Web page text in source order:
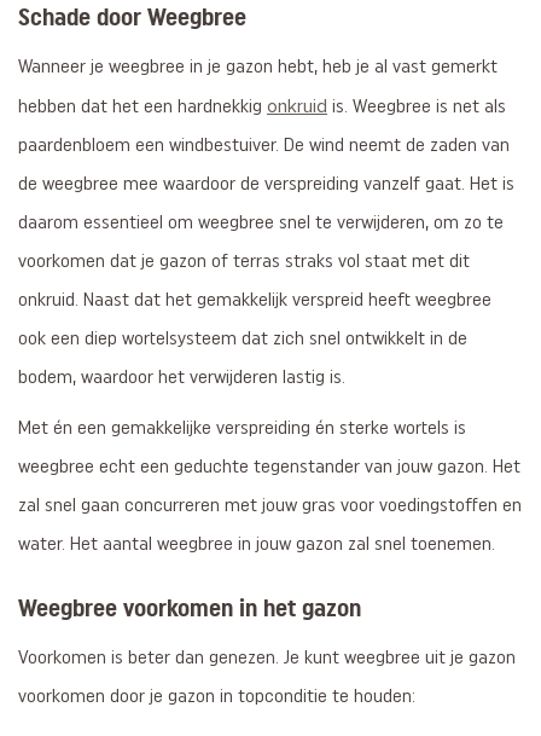
Schade door Weegbree
Wanneer je weegbree in je gazon hebt, heb je al vast gemerkt
hebben dat het een hardnekkig onkruid is. Weegbree is net als
paardenbloem een windbestuiver. De wind neemt de zaden van
de weegbree mee waardoor de verspreiding vanzelf gaat. Het is
daarom essentieel om weegbree snel te verwijderen, om zo te
voorkomen dat je gazon of terras straks vol staat met dit
onkruid. Naast dat het gemakkelijk verspreid heeft weegbree
ook een diep wortelsysteem dat zich snel ontwikkelt in de
bodem, waardoor het verwijderen lastig is.
Met én een gemakkelijke verspreiding én sterke wortels is
weegbree echt een geduchte tegenstander van jouw gazon. Het
zal snel gaan concurreren met jouw gras voor voedingstoffen en
water. Het aantal weegbree in jouw gazon zal snel toenemen.
Weegbree voorkomen in het gazon
Voorkomen is beter dan genezen. Je kunt weegbree uit je gazon
voorkomen door je gazon in topconditie te houden: